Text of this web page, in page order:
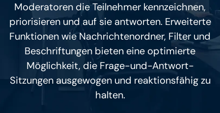
Moderatoren die Teilnehmer kennzeichnen,
priorisieren und auf sie antworten. Erweiterte
Funktionen wie Nachrichtenordner, Filter und
Beschriftungen bieten eine optimierte
Möglichkeit, die Frage-und-Antwort-
Sitzungen ausgewogen und reaktionsfähig zu
halten.